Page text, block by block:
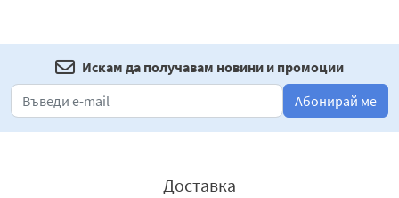
Искам да получавам новини и промоции
Абонирай ме
Доставка